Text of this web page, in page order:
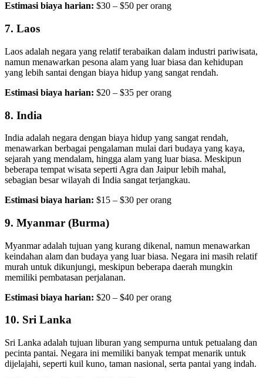
Estimasi biaya harian: $30 – $50 per orang
7. Laos
Laos adalah negara yang relatif terabaikan dalam industri pariwisata,
namun menawarkan pesona alam yang luar biasa dan kehidupan
yang lebih santai dengan biaya hidup yang sangat rendah.
Estimasi biaya harian: $20 – $35 per orang
8. India
India adalah negara dengan biaya hidup yang sangat rendah,
menawarkan berbagai pengalaman mulai dari budaya yang kaya,
sejarah yang mendalam, hingga alam yang luar biasa. Meskipun
beberapa tempat wisata seperti Agra dan Jaipur lebih mahal,
sebagian besar wilayah di India sangat terjangkau.
Estimasi biaya harian: $15 – $30 per orang
9. Myanmar (Burma)
Myanmar adalah tujuan yang kurang dikenal, namun menawarkan
keindahan alam dan budaya yang luar biasa. Negara ini masih relatif
murah untuk dikunjungi, meskipun beberapa daerah mungkin
memiliki pembatasan perjalanan.
Estimasi biaya harian: $20 – $40 per orang
10. Sri Lanka
Sri Lanka adalah tujuan liburan yang sempurna untuk petualang dan
pecinta pantai. Negara ini memiliki banyak tempat menarik untuk
dijelajahi, seperti kuil kuno, taman nasional, serta pantai yang indah.